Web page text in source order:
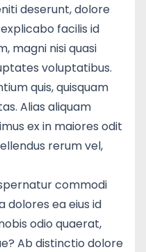
deserunt, dolore
facilis id
magni nisi quasi
voluptatibus.
quis, quisquam
Alias aliquam
ex in maiores odit
rerum vel,
commodi
dolores ea eius id
odio quaerat,
Ab distinctio dolore